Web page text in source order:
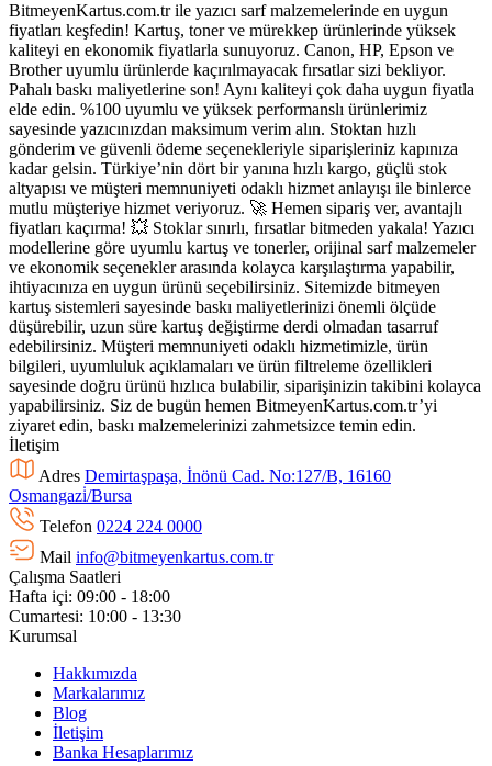
BitmeyenKartus.com.tr ile yazıcı sarf malzemelerinde en uygun
fiyatları keşfedin! Kartuş, toner ve mürekkep ürünlerinde yüksek
kaliteyi en ekonomik fiyatlarla sunuyoruz. Canon, HP, Epson ve
Brother uyumlu ürünlerde kaçırılmayacak fırsatlar sizi bekliyor.
Pahalı baskı maliyetlerine son! Aynı kaliteyi çok daha uygun fiyatla
elde edin. %100 uyumlu ve yüksek performanslı ürünlerimiz
sayesinde yazıcınızdan maksimum verim alın. Stoktan hızlı
gönderim ve güvenli ödeme seçenekleriyle siparişleriniz kapınıza
kadar gelsin. Türkiye’nin dört bir yanına hızlı kargo, güçlü stok
altyapısı ve müşteri memnuniyeti odaklı hizmet anlayışı ile binlerce
mutlu müşteriye hizmet veriyoruz. 🚀 Hemen sipariş ver, avantajlı
fiyatları kaçırma! 💥 Stoklar sınırlı, fırsatlar bitmeden yakala! Yazıcı
modellerine göre uyumlu kartuş ve tonerler, orijinal sarf malzemeler
ve ekonomik seçenekler arasında kolayca karşılaştırma yapabilir,
ihtiyacınıza en uygun ürünü seçebilirsiniz. Sitemizde bitmeyen
kartuş sistemleri sayesinde baskı maliyetlerinizi önemli ölçüde
düşürebilir, uzun süre kartuş değiştirme derdi olmadan tasarruf
edebilirsiniz. Müşteri memnuniyeti odaklı hizmetimizle, ürün
bilgileri, uyumluluk açıklamaları ve ürün filtreleme özellikleri
sayesinde doğru ürünü hızlıca bulabilir, siparişinizin takibini kolayca
yapabilirsiniz. Siz de bugün hemen BitmeyenKartus.com.tr’yi
ziyaret edin, baskı malzemelerinizi zahmetsizce temin edin.
İletişim
Adres Demirtaşpaşa, İnönü Cad. No:127/B, 16160
Osmangazi̇/Bursa
Telefon 0224 224 0000
Mail info@bitmeyenkartus.com.tr
Çalışma Saatleri
Hafta içi: 09:00 - 18:00
Cumartesi: 10:00 - 13:30
Kurumsal
Hakkımızda
Markalarımız
Blog
İletişim
Banka Hesaplarımız